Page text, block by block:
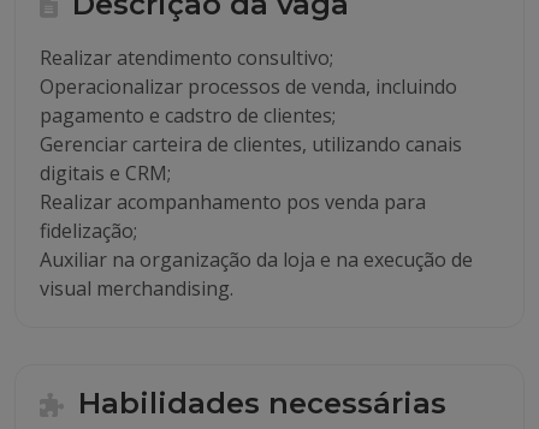
Realizar atendimento consultivo;
Operacionalizar processos de venda, incluindo
pagamento e cadstro de clientes;
Gerenciar carteira de clientes, utilizando canais
digitais e CRM;
Realizar acompanhamento pos venda para
fidelização;
Auxiliar na organização da loja e na execução de
visual merchandising.
Habilidades necessárias